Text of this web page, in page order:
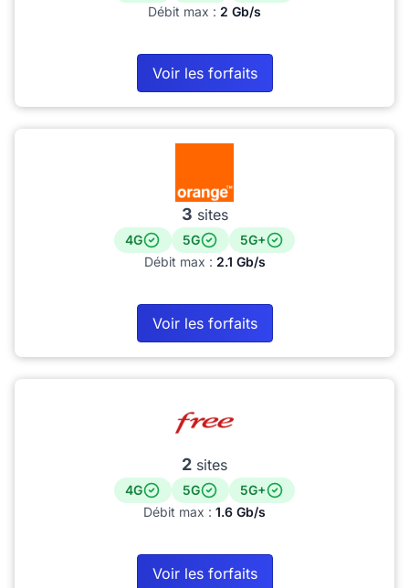
Débit max : 2 Gb/s
Voir les forfaits
3 sites
4G 5G
5G+
Débit max : 2.1 Gb/s
Voir les forfaits
2 sites
4G 5G
5G+
Débit max : 1.6 Gb/s
Voir les forfaits